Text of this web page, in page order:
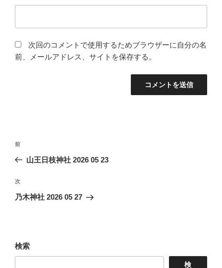
次回のコメントで使用するためブラウザーに自分の名
前、メールアドレス、サイトを保存する。
投
ビ
ゲ
ン
前
の
稿
前
山王日枝神社 2026 05 23
次
の
次
乃木神社 2026 05 27
検索
検